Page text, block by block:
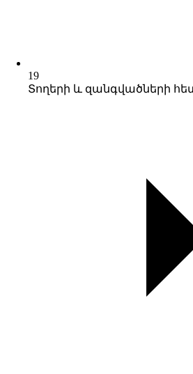
19
Տողերի և զանգվածների